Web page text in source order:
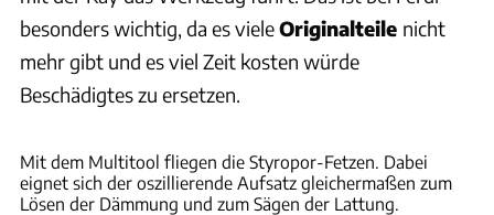
besonders wichtig, da es vieleOriginalteile nicht
mehr gibt und es viel Zeit kosten würde
Beschädigtes zu ersetzen.
Mit dem Multitool fliegen die Styropor-Fetzen. Dabei
eignet sich der oszillierende Aufsatz gleichermaßen zum
Lösen der Dämmung und zum Sägen der Lattung.